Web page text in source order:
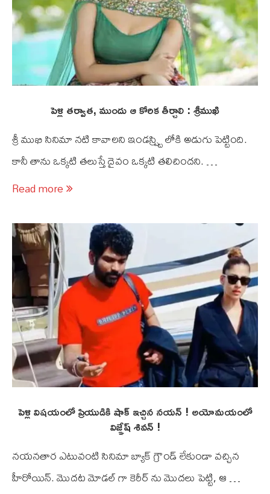
పెళ్లి తర్వాత, ముందు ఆ కోరిక తీర్చాలి : శ్రీముఖి
శ్రీ ముఖి సినిమా నటి కావాలని ఇండస్ష్ట్రి లోకి అడుగు పెట్టింది.
కానీ తాను ఒక్కటి తలుస్తే దైవం ఒక్కటి తలిచిందని. …
Read more
పెళ్లి విషయంలో ప్రియుడికి షాక్ ఇచ్చిన నయన్ ! అయోమయంలో
విజ్ఞేష్ శివన్ !
నయనతార ఎటువంటి సినిమా బ్యాక్ గ్రౌండ్ లేకుండా వచ్చిన
హీరోయిన్. మొదట మోడల్ గా కెరీర్ ను మొదలు పెట్టి, ఆ …